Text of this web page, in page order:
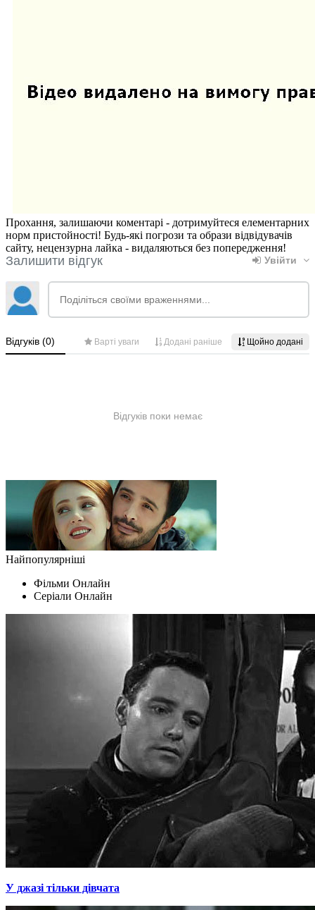
Прохання, залишаючи коментарі - дотримуйтеся елементарних
норм пристойності! Будь-які погрози та образи відвідувачів
сайту, нецензурна лайка - видаляються без попередження!
Найпопулярніші
Фільми Oнлайн
Серіали Oнлайн
У джазі тільки дівчата